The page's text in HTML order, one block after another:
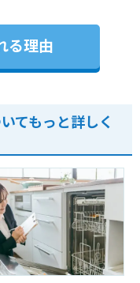
る理由
てもっと詳しく